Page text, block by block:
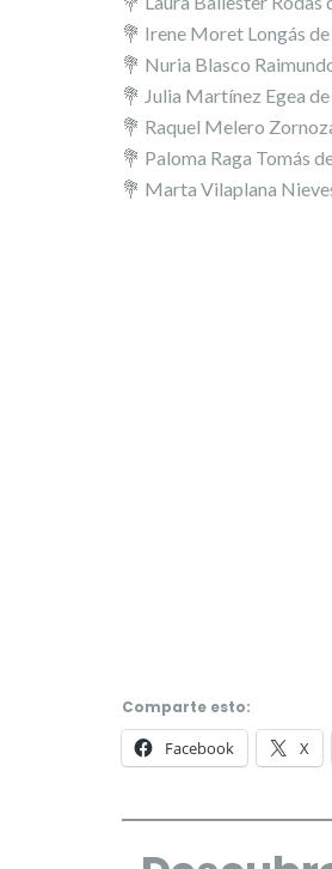
💐 Irene Moret Longás
💐 Nuria Blasco
💐 Julia Martínez Egea
💐 Raquel Melero
💐 Paloma Raga Tomás
💐 Marta Vilaplana
Comparte esto:
Facebook X